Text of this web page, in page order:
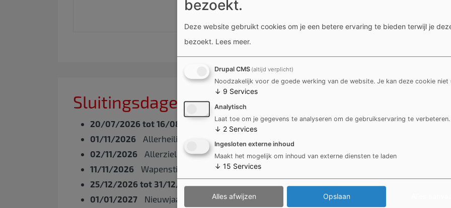
Sluitingsdagen
20/07/2026 tot 16/08/2026
Zomervakantie
01/11/2026
Allerheiligen
02/11/2026
Allerzielen
11/11/2026
Wapenstilstand
25/12/2026 tot 31/12/2026 Kerstvakantie
01/01/2027
Nieuwjaar
bezoekt.
Deze website gebruikt cookies om je een betere ervaring te bieden terwijl je
bezoekt. Lees meer.
Drupal CMS (altijd verplicht)
Noodzakelijk voor de goede werking van de website. Je kan deze cookie niet
↓ 9 Services
Analytisch
Laat toe om je gegevens te analyseren om de gebruikservaring te verbeteren.
↓ 2 Services
Ingesloten externe inhoud
Maakt het mogelijk om inhoud van externe diensten te laden
↓ 15 Services
Alles afwijzen Opslaan